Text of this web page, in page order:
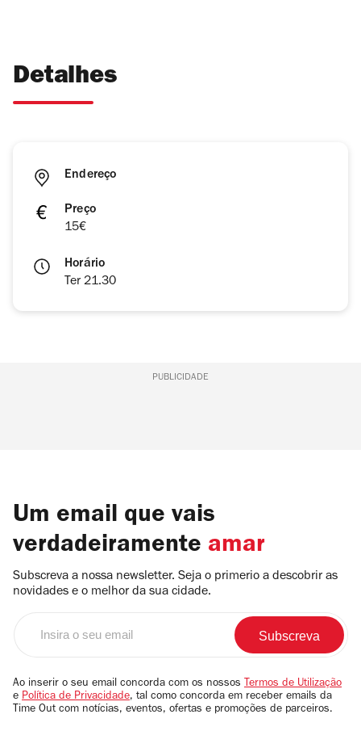
Detalhes
Endereço
Preço
15€
Horário
Ter 21.30
PUBLICIDADE
Um email que vais
verdadeiramente amar
Subscreva a nossa newsletter. Seja o primerio a descobrir as
novidades e o melhor da sua cidade.
email
Ao inserir o seu email concorda com os nossos Termos de Utilização
e Política de Privacidade, tal como concorda em receber emails da
Time Out com notícias, eventos, ofertas e promoções de parceiros.